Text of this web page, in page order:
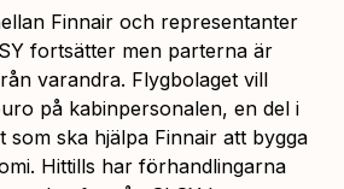
Finnair och representanter
fortsätter men parterna är
varandra. Flygbolaget vill
på kabinpersonalen, en del i
som ska hjälpa Finnair att bygga
Hittills har förhandlingarna